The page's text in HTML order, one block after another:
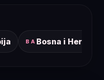
BA Bosna i